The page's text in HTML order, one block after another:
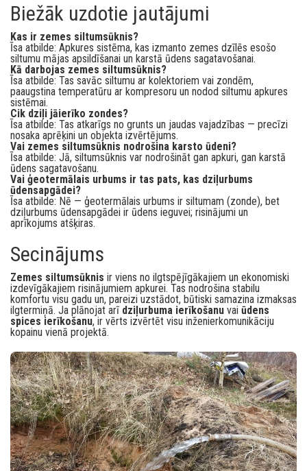
Biežāk uzdotie jautājumi
Kas ir zemes siltumsūknis?
Īsa atbilde: Apkures sistēma, kas izmanto zemes dzīlēs esošo
siltumu mājas apsildīšanai un karstā ūdens sagatavošanai.
Kā darbojas zemes siltumsūknis?
Īsa atbilde: Tas savāc siltumu ar kolektoriem vai zondēm,
paaugstina temperatūru ar kompresoru un nodod siltumu apkures
sistēmai.
Cik dziļi jāierīko zondes?
Īsa atbilde: Tas atkarīgs no grunts un jaudas vajadzības — precīzi
nosaka aprēķini un objekta izvērtējums.
Vai zemes siltumsūknis nodrošina karsto ūdeni?
Īsa atbilde: Jā, siltumsūknis var nodrošināt gan apkuri, gan karstā
ūdens sagatavošanu.
Vai ģeotermālais urbums ir tas pats, kas dziļurbums
ūdensapgādei?
Īsa atbilde: Nē — ģeotermālais urbums ir siltumam (zonde), bet
dziļurbums ūdensapgādei ir ūdens ieguvei; risinājumi un
aprīkojums atšķiras.
Secinājums
Zemes siltumsūknis ir viens no ilgtspējīgākajiem un ekonomiski
izdevīgākajiem risinājumiem apkurei. Tas nodrošina stabilu
komfortu visu gadu un, pareizi uzstādot, būtiski samazina izmaksas
ilgtermiņā. Ja plānojat arī dziļurbuma ierīkošanu vai ūdens
spices ierīkošanu, ir vērts izvērtēt visu inženierkomunikāciju
kopainu vienā projektā.